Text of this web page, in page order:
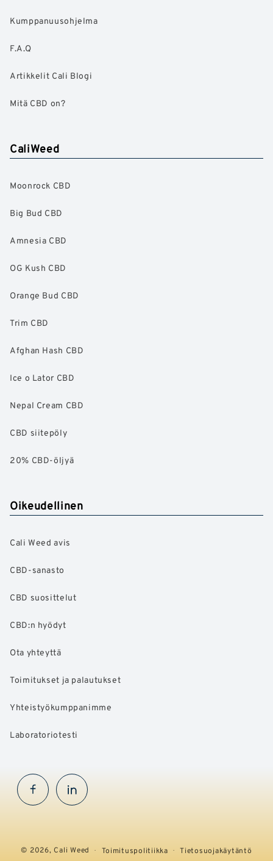
Kumppanuusohjelma
F.A.Q
Artikkelit Cali Blogi
Mitä CBD on?
CaliWeed
Moonrock CBD
Big Bud CBD
Amnesia CBD
OG Kush CBD
Orange Bud CBD
Trim CBD
Afghan Hash CBD
Ice o Lator CBD
Nepal Cream CBD
CBD siitepöly
20% CBD-öljyä
Oikeudellinen
Cali Weed avis
CBD-sanasto
CBD suosittelut
CBD:n hyödyt
Ota yhteyttä
Toimitukset ja palautukset
Yhteistyökumppanimme
Laboratoriotesti
FacebookInstaGram
© 2026,Cali Weed Toimituspolitiikka Tietosuojakäytäntö